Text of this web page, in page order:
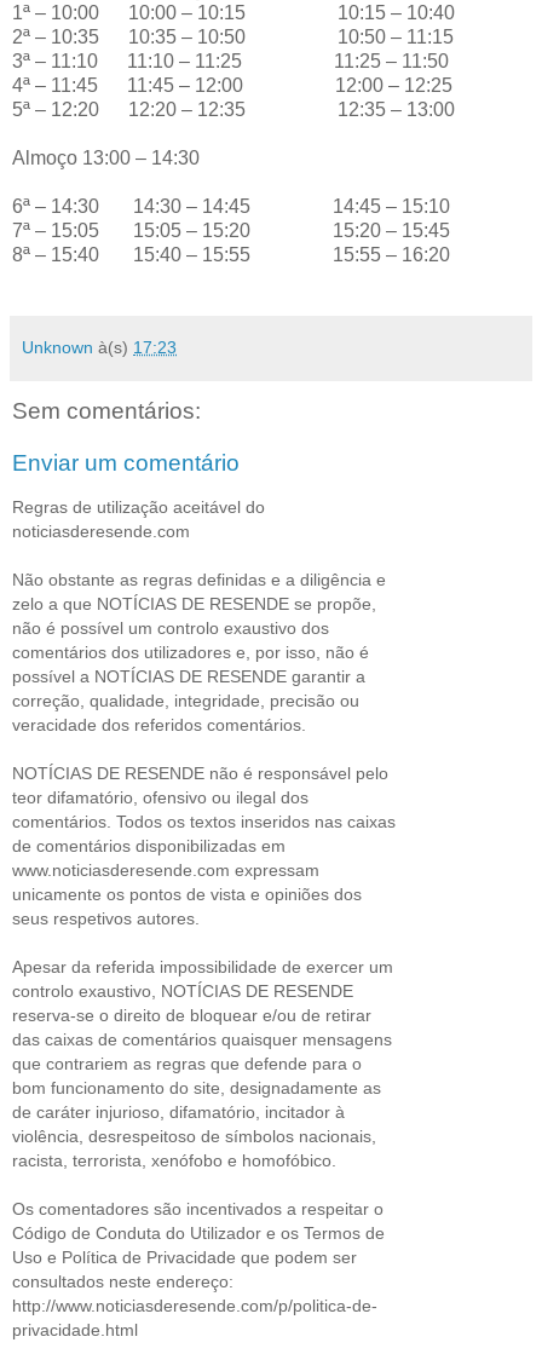
1ª – 10:00 10:00 – 10:15 10:15 – 10:40
2ª – 10:35 10:35 – 10:50 10:50 – 11:15
3ª – 11:10 11:10 – 11:25 11:25 – 11:50
4ª – 11:45 11:45 – 12:00 12:00 – 12:25
5ª – 12:20 12:20 – 12:35 12:35 – 13:00
Almoço 13:00 – 14:30
6ª – 14:30 14:30 – 14:45 14:45 – 15:10
7ª – 15:05 15:05 – 15:20 15:20 – 15:45
8ª – 15:40 15:40 – 15:55 15:55 – 16:20
Unknown à(s) 17:23
Sem comentários:
Enviar um comentário
Regras de utilização aceitável do
noticiasderesende.com
Não obstante as regras definidas e a diligência e
zelo a que NOTÍCIAS DE RESENDE se propõe,
não é possível um controlo exaustivo dos
comentários dos utilizadores e, por isso, não é
possível a NOTÍCIAS DE RESENDE garantir a
correção, qualidade, integridade, precisão ou
veracidade dos referidos comentários.
NOTÍCIAS DE RESENDE não é responsável pelo
teor difamatório, ofensivo ou ilegal dos
comentários. Todos os textos inseridos nas caixas
de comentários disponibilizadas em
www.noticiasderesende.com expressam
unicamente os pontos de vista e opiniões dos
seus respetivos autores.
Apesar da referida impossibilidade de exercer um
controlo exaustivo, NOTÍCIAS DE RESENDE
reserva-se o direito de bloquear e/ou de retirar
das caixas de comentários quaisquer mensagens
que contrariem as regras que defende para o
bom funcionamento do site, designadamente as
de caráter injurioso, difamatório, incitador à
violência, desrespeitoso de símbolos nacionais,
racista, terrorista, xenófobo e homofóbico.
Os comentadores são incentivados a respeitar o
Código de Conduta do Utilizador e os Termos de
Uso e Política de Privacidade que podem ser
consultados neste endereço:
http://www.noticiasderesende.com/p/politica-de-
privacidade.html